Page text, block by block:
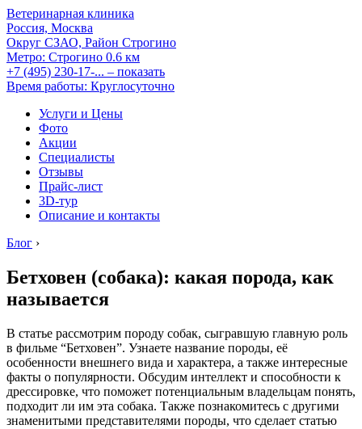
Ветеринарная клиника
Россия, Москва
Округ СЗАО, Район Строгино
Метро: Строгино 0.6 км
+7 (495) 230-17-... – показать
Время работы: Круглосуточно
Услуги и Цены
Фото
Акции
Специалисты
Отзывы
Прайс-лист
3D-тур
Описание и контакты
Блог ›
Бетховен (собака): какая порода, как
называется
В статье рассмотрим породу собак, сыгравшую главную роль
в фильме “Бетховен”. Узнаете название породы, её
особенности внешнего вида и характера, а также интересные
факты о популярности. Обсудим интеллект и способности к
дрессировке, что поможет потенциальным владельцам понять,
подходит ли им эта собака. Также познакомитесь с другими
знаменитыми представителями породы, что сделает статью